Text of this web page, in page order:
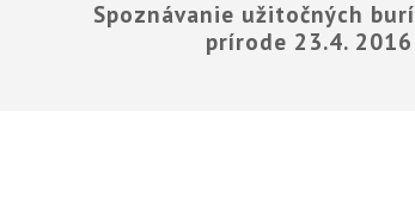
Spoznávanie užitočných
prírode 23.4. 2016